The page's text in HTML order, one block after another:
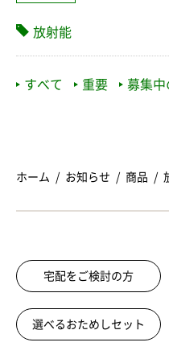
放射能
すべて 重要 募集中
ホーム お知らせ 商品
宅配をご検討の方
選べるおためしセット